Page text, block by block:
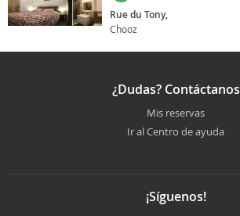
Rue du Tony,
Chooz
¿Dudas? Contáctanos
Mis reservas
Ir al Centro de ayuda
¡Síguenos!